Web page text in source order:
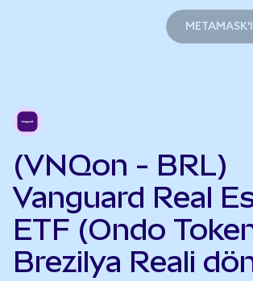
(VNQon - BRL)
Vanguard Real
ETF (Ondo
Brezilya Reali